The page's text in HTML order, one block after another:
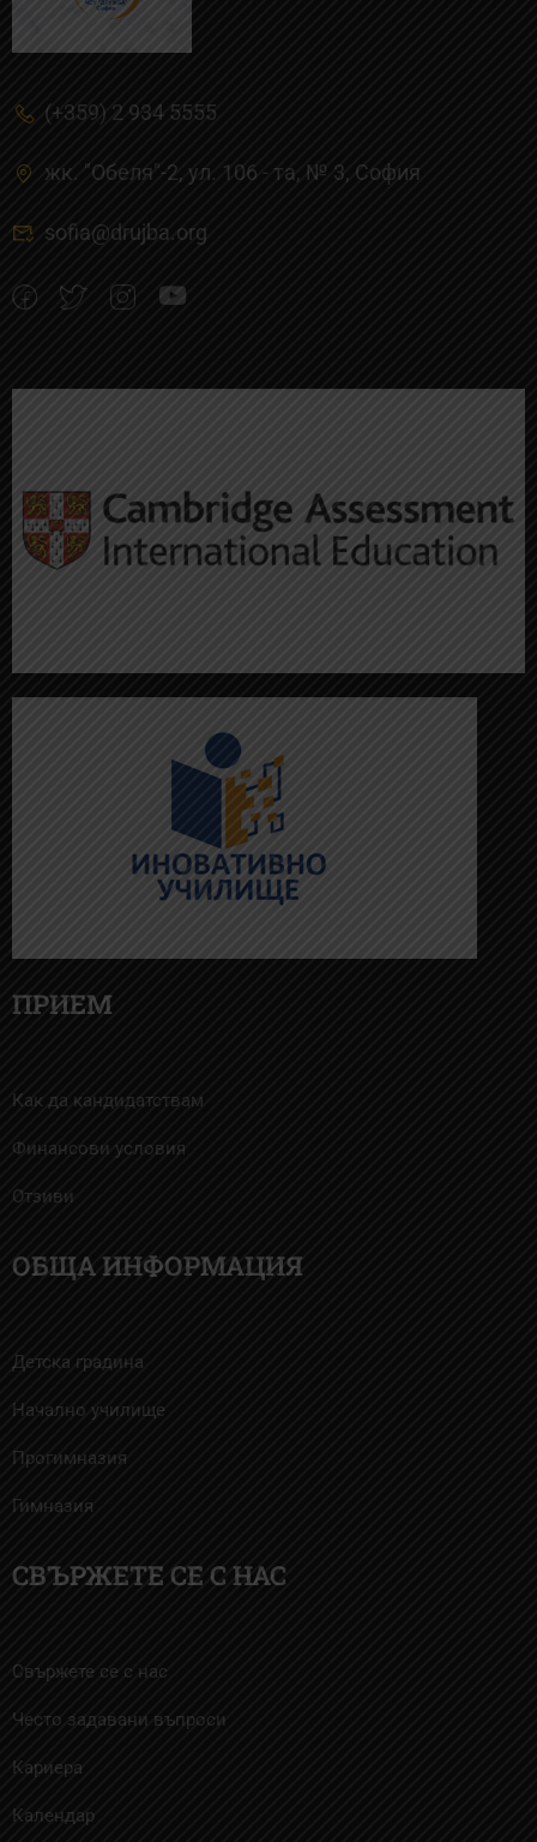
(+359) 2 934 5555
жк. "Обеля"-2, ул. 106 - та, № 3, Cофия
sofia@drujba.org
ПРИЕМ
Как да кандидатствам
Финансови условия
Отзиви
ОБЩА ИНФОРМАЦИЯ
Детска градина
Начално училище
Прогимназия
Гимназия
СВЪРЖЕТЕ СЕ С НАС
Свържете се с нас
Често задавани въпроси
Кариера
Календар